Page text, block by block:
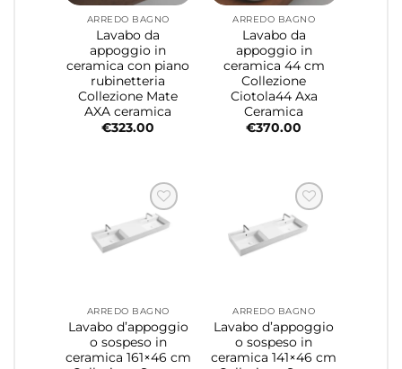
ARREDO BAGNO
Lavabo da
appoggio in
ceramica con piano
rubinetteria
Collezione Mate
AXA ceramica
€323.00
ARREDO BAGNO
Lavabo da
appoggio in
ceramica 44 cm
Collezione
Ciotola44 Axa
Ceramica
€370.00
ARREDO BAGNO
Lavabo d’appoggio
o sospeso in
ceramica 161×46 cm
ARREDO BAGNO
Lavabo d’appoggio
o sospeso in
ceramica 141×46 cm